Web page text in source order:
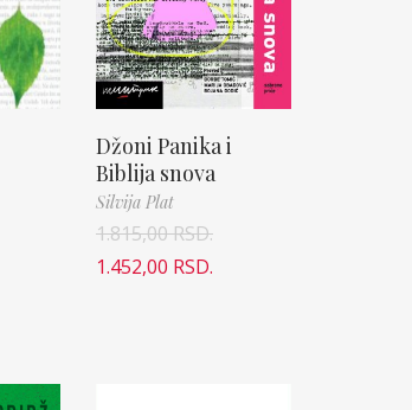
Džoni Panika i
Biblija snova
Silvija Plat
1.815,00RSD.
1.452,00 RSD.